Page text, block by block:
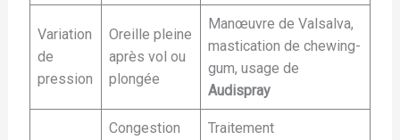
Variation
de
pression
Oreille pleine
après vol ou
plongée
Manœuvre de Valsalva,
mastication de chewing-
gum, usage de
Audispray
Congestion
Traitement